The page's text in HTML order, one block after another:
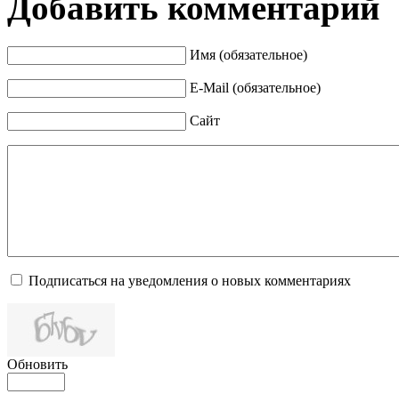
Имя (обязательное)
E-Mail (обязательное)
Сайт
Подписаться на уведомления о новых комментариях
Обновить